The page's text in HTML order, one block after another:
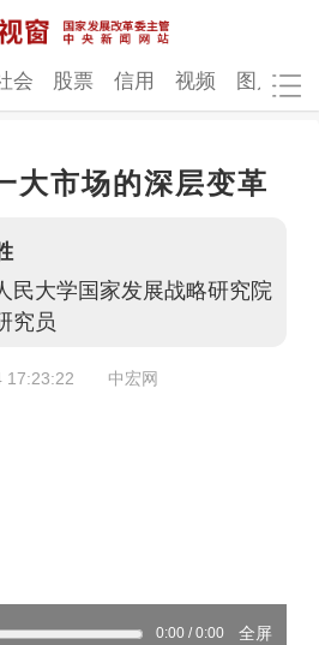
站地图
究
会 股票 信用 视频 图片
大市场的深层变革
民大学国家发展战略研究院
究员
17:23:22 中宏网
0:00 / 0:00 全屏